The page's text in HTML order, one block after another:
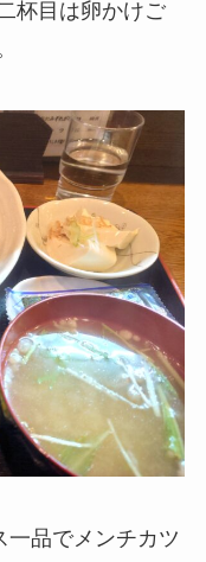
杯目は卵かけご
一品でメンチカツ